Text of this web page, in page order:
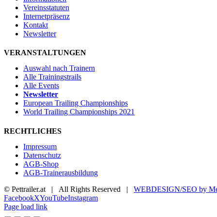
Vereinsstatuten
Internetpräsenz
Kontakt
Newsletter
VERANSTALTUNGEN
Auswahl nach Trainern
Alle Trainingstrails
Alle Events
Newsletter
European Trailing Championships
World Trailing Championships 2021
RECHTLICHES
Impressum
Datenschutz
AGB-Shop
AGB-Trainerausbildung
© Pettrailer.at | All Rights Reserved | WEBDESIGN/SEO by
FacebookXYouTubeInstagram
Page load link